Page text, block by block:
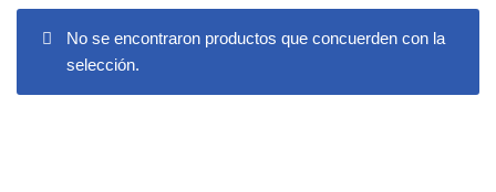
No se encontraron productos que concuerden con la
selección.